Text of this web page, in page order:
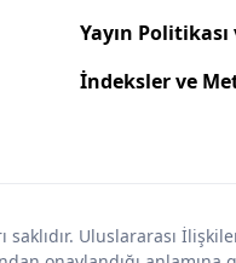
Yayın
İndeksler ve
saklıdır. Uluslararası